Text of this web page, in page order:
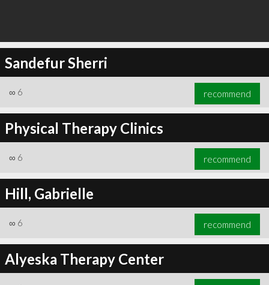
Sandefur Sherri
∞ 6 recommend
Physical Therapy Clinics
∞ 6 recommend
Hill, Gabrielle
∞ 6 recommend
Alyeska Therapy Center